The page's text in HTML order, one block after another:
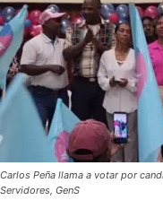
Carlos Peña llama a votar por
Servidores, GenS